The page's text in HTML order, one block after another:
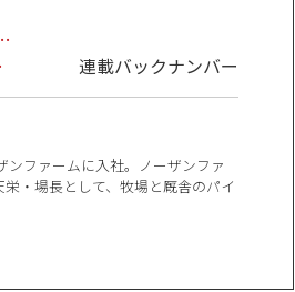
連載バックナンバー
ファームに入社。ノーザンファ
・場長として、牧場と厩舎のパイ